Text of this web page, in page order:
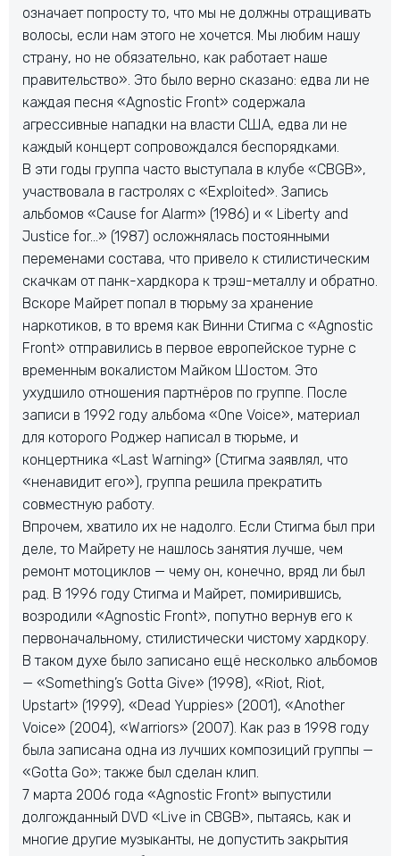
означает попросту то, что мы не должны отращивать
волосы, если нам этого не хочется. Мы любим нашу
страну, но не обязательно, как работает наше
правительство». Это было верно сказано: едва ли не
каждая песня «Agnostic Front» содержала
агрессивные нападки на власти США, едва ли не
каждый концерт сопровождался беспорядками.
В эти годы группа часто выступала в клубе «CBGB»,
участвовала в гастролях с «Exploited». Запись
альбомов «Cause for Alarm» (1986) и « Liberty and
Justice for…» (1987) осложнялась постоянными
переменами состава, что привело к стилистическим
скачкам от панк-хардкора к трэш-металлу и обратно.
Вскоре Майрет попал в тюрьму за хранение
наркотиков, в то время как Винни Стигма с «Agnostic
Front» отправились в первое европейское турне с
временным вокалистом Майком Шостом. Это
ухудшило отношения партнёров по группе. После
записи в 1992 году альбома «One Voice», материал
для которого Роджер написал в тюрьме, и
концертника «Last Warning» (Стигма заявлял, что
«ненавидит его»), группа решила прекратить
совместную работу.
Впрочем, хватило их не надолго. Если Стигма был при
деле, то Майрету не нашлось занятия лучше, чем
ремонт мотоциклов — чему он, конечно, вряд ли был
рад. В 1996 году Стигма и Майрет, помирившись,
возродили «Agnostic Front», попутно вернув его к
первоначальному, стилистически чистому хардкору.
В таком духе было записано ещё несколько альбомов
— «Something’s Gotta Give» (1998), «Riot, Riot,
Upstart» (1999), «Dead Yuppies» (2001), «Another
Voice» (2004), «Warriors» (2007). Как раз в 1998 году
была записана одна из лучших композиций группы —
«Gotta Go»; также был сделан клип.
7 марта 2006 года «Agnostic Front» выпустили
долгожданный DVD «Live in CBGB», пытаясь, как и
многие другие музыканты, не допустить закрытия